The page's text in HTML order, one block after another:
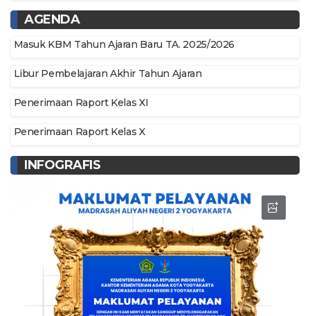
AGENDA
Masuk KBM Tahun Ajaran Baru TA. 2025/2026
Libur Pembelajaran Akhir Tahun Ajaran
Penerimaan Raport Kelas XI
Penerimaan Raport Kelas X
INFOGRAFIS